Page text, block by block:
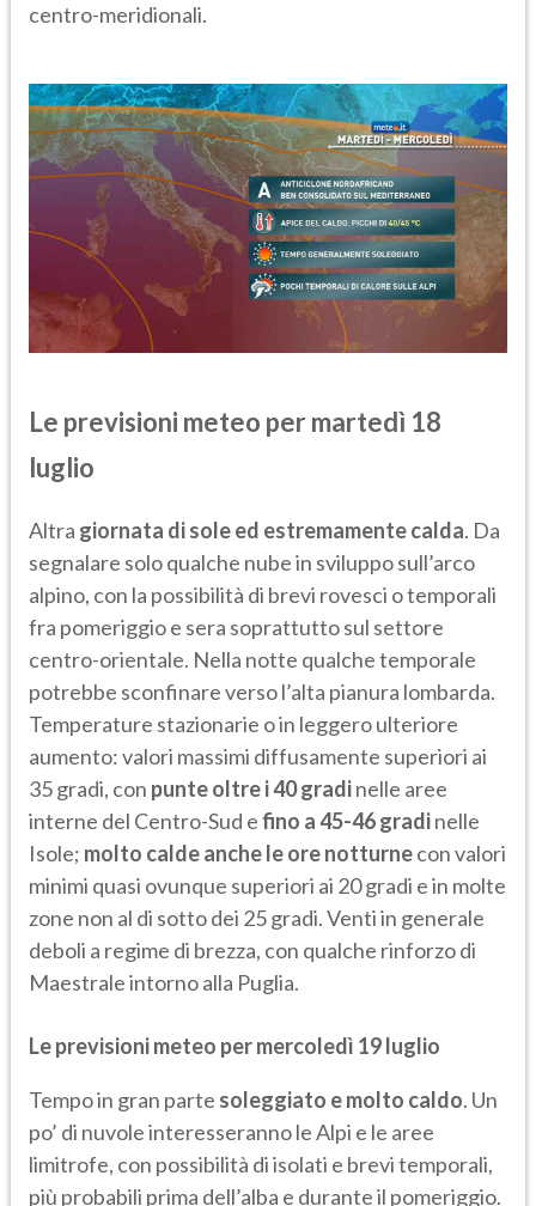
centro-meridionali.
Le previsioni meteo per martedì 18
luglio
Altra giornata di sole ed estremamente calda. Da
segnalare solo qualche nube in sviluppo sull’arco
alpino, con la possibilità di brevi rovesci o temporali
fra pomeriggio e sera soprattutto sul settore
centro-orientale. Nella notte qualche temporale
potrebbe sconfinare verso l’alta pianura lombarda.
Temperature stazionarie o in leggero ulteriore
aumento: valori massimi diffusamente superiori ai
35 gradi, con punte oltre i 40 gradinelle aree
interne del Centro-Sud efino a 45-46 gradinelle
Isole; molto calde anche le ore notturnecon valori
minimi quasi ovunque superiori ai 20 gradi e in molte
zone non al di sotto dei 25 gradi. Venti in generale
deboli a regime di brezza, con qualche rinforzo di
Maestrale intorno alla Puglia.
Le previsioni meteo per mercoledì 19 luglio
Tempo in gran parte soleggiato e molto caldo. Un
po’ di nuvole interesseranno le Alpi e le aree
limitrofe, con possibilità di isolati e brevi temporali,
più probabili prima dell’alba e durante il pomeriggio.